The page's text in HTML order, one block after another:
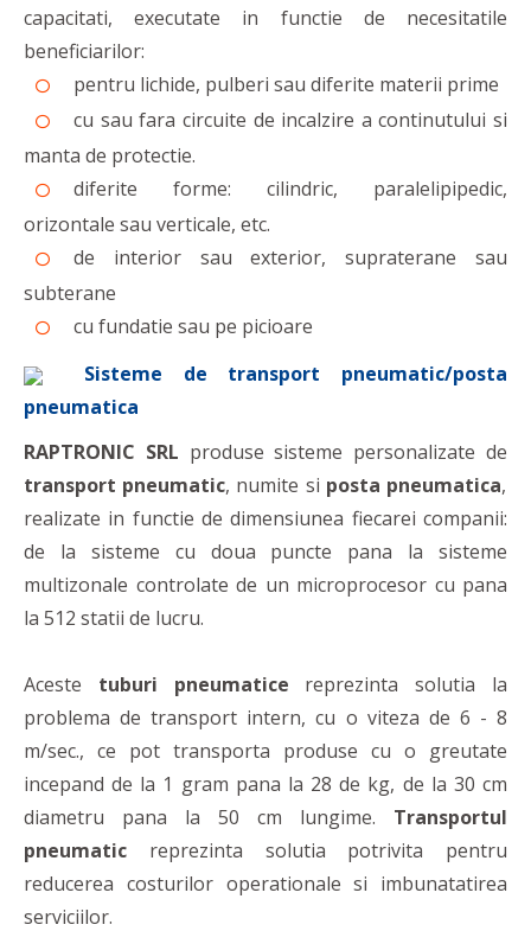
capacitati, executate in functie de necesitatile
beneficiarilor:
pentru lichide, pulberi sau diferite materii prime
cu sau fara circuite de incalzire a continutului si
manta de protectie.
diferite forme: cilindric, paralelipipedic,
orizontale sau verticale, etc.
de interior sau exterior, supraterane sau
subterane
cu fundatie sau pe picioare
Sisteme de transport pneumatic/posta
pneumatica
RAPTRONIC SRL produse sisteme personalizate de
transport pneumatic, numite si posta pneumatica,
realizate in functie de dimensiunea fiecarei companii:
de la sisteme cu doua puncte pana la sisteme
multizonale controlate de un microprocesor cu pana
la 512 statii de lucru.
Aceste tuburi pneumatice reprezinta solutia la
problema de transport intern, cu o viteza de 6 - 8
m/sec., ce pot transporta produse cu o greutate
incepand de la 1 gram pana la 28 de kg, de la 30 cm
diametru pana la 50 cm lungime. Transportul
pneumatic reprezinta solutia potrivita pentru
reducerea costurilor operationale si imbunatatirea
serviciilor.